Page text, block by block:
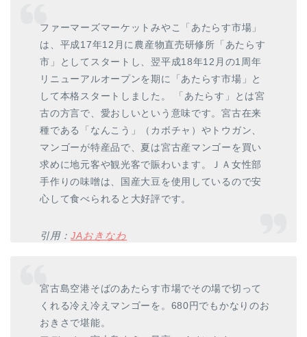
ファーマーズマーケットみやこ「あたらす市場」
は、平成17年12月に農産物直売研修所「あたらす
市」としてスタートし、翌平成18年12月の1周年
リニューアルオープンを期に「あたらす市場」と
して本格スタートしました。 「あたらす」とは宮
古の方言で、愛おしいという意味です。宮古在来
種である「なんこう」（カボチャ）やトウガン、
マンゴーが特産品で、夏は宮古産マンゴーを買い
求めに地元客や観光客で賑わいます。ＪＡ女性部
手作りの味噌は、国産大豆を使用しているので安
心して食べられると大好評です。
引用：JAおきなわ
宮古島空港そばのあたらす市場でその場で切って
くれる冷え冷えマンゴーを。680円でもかなりのお
おきさで堪能。